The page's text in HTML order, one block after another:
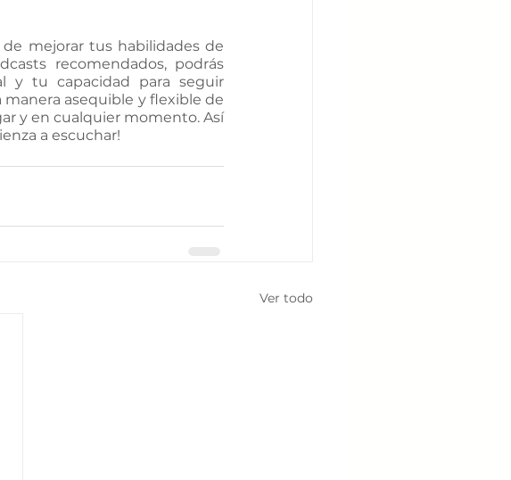
mejorar tus habilidades de
recomendados, podrás
y tu capacidad para seguir
asequible y flexible de
y en cualquier momento. Así
a escuchar!
Ver todo